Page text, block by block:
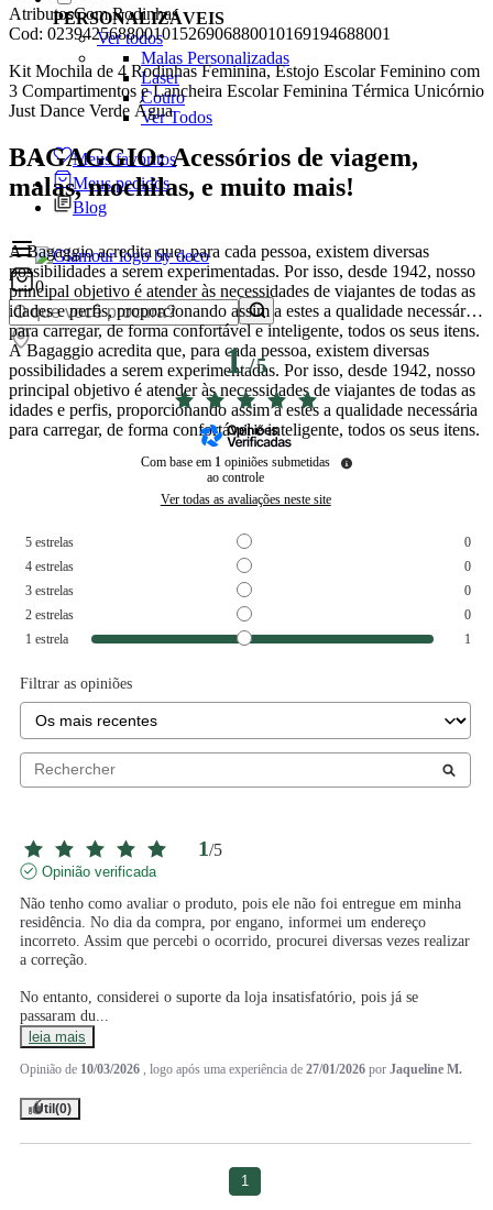
PERSONALIZÁVEIS
Ver todos
Malas Personalizadas
Laser
Couro
Ver Todos
Meus favoritos
Meus pedidos
Blog
0
AtributosCom Rodinhas
Cod: 023942568800101526906880010169194688001
Kit Mochila de 4 Rodinhas Feminina, Estojo Escolar Feminino com
3 Compartimentos e Lancheira Escolar Feminina Térmica Unicórnio
Just Dance Verde Água
BAGAGGIO: Acessórios de viagem,
malas, mochilas, e muito mais!
A Bagaggio acredita que, para cada pessoa, existem diversas
possibilidades a serem experimentadas. Por isso, desde 1942, nosso
principal objetivo é atender às necessidades de viajantes de todas as
idades e perfis, proporcionando assim a estes a qualidade necessária
para carregar, de forma confortável e inteligente, todos os seus itens.
A Bagaggio acredita que, para cada pessoa, existem diversas
possibilidades a serem experimentadas. Por isso, desde 1942, nosso
principal objetivo é atender às necessidades de viajantes de todas as
idades e perfis, proporcionando assim a estes a qualidade necessária
para carregar, de forma confortável e inteligente, todos os seus itens.
1/5
Com base em 1 opiniões submetidas
ao controle
Ver todas as avaliações neste site
5 estrelas
0
4 estrelas
0
3 estrelas
0
2 estrelas
0
1 estrela 1
Filtrar as opiniões
1/5
Opinião verificada
Não tenho como avaliar o produto, pois ele não foi entregue em minha
residência. No dia da compra, por engano, informei um endereço
incorreto. Assim que percebi o ocorrido, procurei diversas vezes realizar
a correção.
No entanto, considerei o suporte da loja insatisfatório, pois já se
passaram du
leia mais
Opinião de 10/03/2026 , logo após uma experiência de 27/01/2026 por Jaqueline M.
Útil(0)
1